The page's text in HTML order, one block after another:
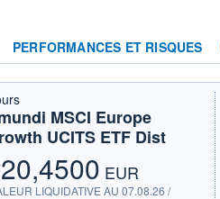
PERFORMANCES ET RISQUES
MSCI Europe
UCITS ETF Dist
EUR
LIQUIDATIVE AU 07.08.26 /